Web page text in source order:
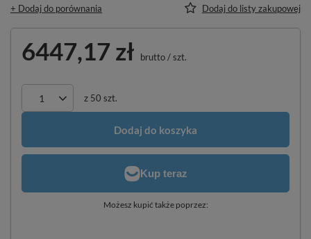
+ Dodaj do porównania Dodaj do listy zakupowej
6447,17 zł brutto/szt.
z 50 szt.
Dodaj do koszyka
Możesz kupić także poprzez: